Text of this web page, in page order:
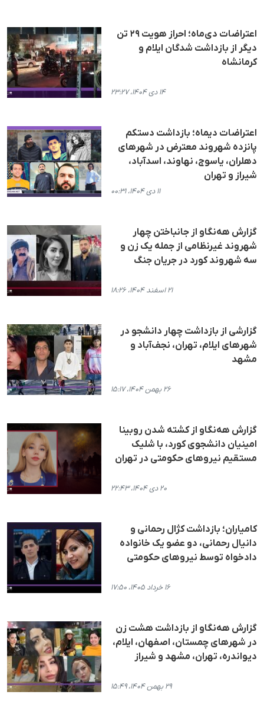
اعتراضات دی‌ماه؛ احراز هویت ۲۹ تن
دیگر از بازداشت شدگان ایلام و
کرمانشاه
۱۴ دی ۱۴۰۴، ۲۳:۲۷
اعتراضات دیماه؛ بازداشت دستکم
پانزده شهروند معترض در شهرهای
دهلران، یاسوج، نهاوند، اسدآباد،
شیراز و تهران
۱۱ دی ۱۴۰۴، ۰۰:۳۱
گزارش هه‌نگاو از جانباختن چهار
شهروند غیرنظامی از جملە یک زن و
سە شهروند کورد در جریان جنگ
۲۱ اسفند ۱۴۰۴، ۱۸:۲۶
گزارشی از بازداشت چهار دانشجو در
شهرهای ایلام، تهران، نجف‌آباد و
مشهد
۲۶ بهمن ۱۴۰۴، ۱۵:۱۷
گزارش هەنگاو از کشتە شدن روبینا
امینیان دانشجوی کورد، با شلیک
مستقیم نیروهای حکومتی در تهران
۲۰ دی ۱۴۰۴، ۲۲:۴۳
کامیاران؛ بازداشت کژال رحمانی و
دانیال رحمانی، دو عضو یک خانواده
دادخواه توسط نیروهای حکومتی
۱۶ خرداد ۱۴۰۵، ۱۷:۵۰
گزارش هه‌نگاو از بازداشت هشت زن
در شهرهای چمستان، اصفهان، ایلام،
دیواندره، تهران، مشهد و شیراز
۲۹ بهمن ۱۴۰۴، ۱۵:۴۹